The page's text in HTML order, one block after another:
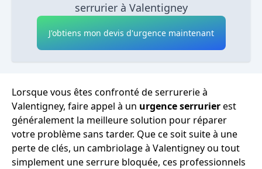
serrurier à Valentigney
J'obtiens mon devis d'urgence maintenant
Lorsque vous êtes confronté de serrurerie à
Valentigney, faire appel à un urgence serrurierest
généralement la meilleure solution pour réparer
votre problème sans tarder. Que ce soit suite à une
perte de clés, un cambriolage à Valentigney ou tout
simplement une serrure bloquée, ces professionnels